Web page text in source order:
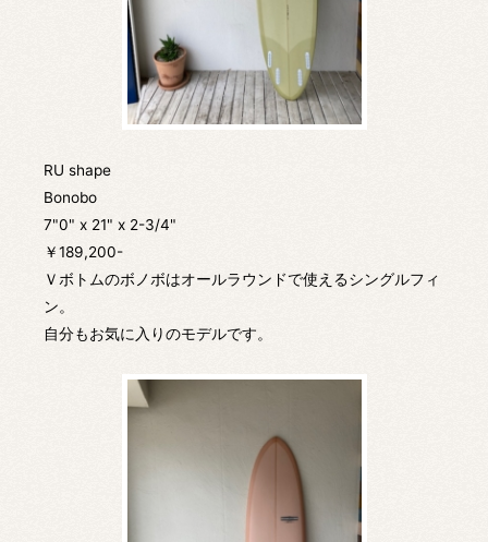
RU shape
Bonobo
7"0" x 21" x 2-3/4"
￥189,200-
Ｖボトムのボノボはオールラウンドで使えるシングルフィ
ン。
自分もお気に入りのモデルです。